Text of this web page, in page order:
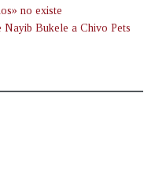
no existe
Nayib Bukele a Chivo Pets